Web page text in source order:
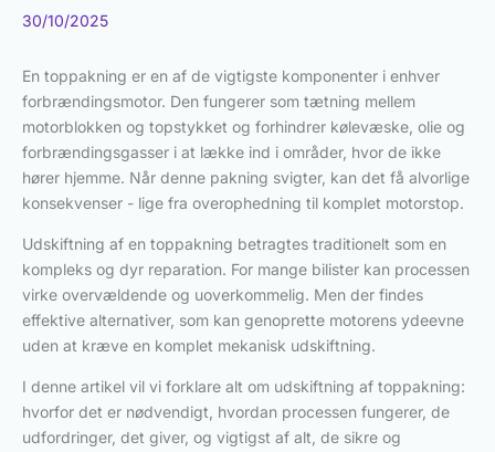
30/10/2025
En toppakning er en af de vigtigste komponenter i enhver
forbrændingsmotor. Den fungerer som tætning mellem
motorblokken og topstykket og forhindrer kølevæske, olie og
forbrændingsgasser i at lække ind i områder, hvor de ikke
hører hjemme. Når denne pakning svigter, kan det få alvorlige
konsekvenser - lige fra overophedning til komplet motorstop.
Udskiftning af en toppakning betragtes traditionelt som en
kompleks og dyr reparation. For mange bilister kan processen
virke overvældende og uoverkommelig. Men der findes
effektive alternativer, som kan genoprette motorens ydeevne
uden at kræve en komplet mekanisk udskiftning.
I denne artikel vil vi forklare alt om udskiftning af toppakning:
hvorfor det er nødvendigt, hvordan processen fungerer, de
udfordringer, det giver, og vigtigst af alt, de sikre og